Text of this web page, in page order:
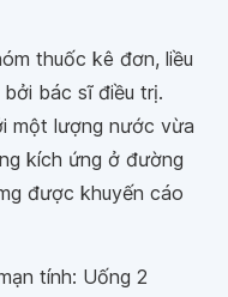
thuốc kê đơn, liều
bác sĩ điều trị.
một lượng nước vừa
kích ứng ở đường
được khuyến cáo
tính: Uống 2